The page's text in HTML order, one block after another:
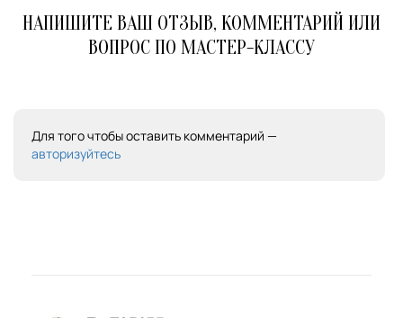
НАПИШИТЕ ВАШ ОТЗЫВ, КОММЕНТАРИЙ ИЛИ
ВОПРОС ПО МАСТЕР-КЛАССУ
Для того чтобы оставить комментарий —
авторизуйтесь